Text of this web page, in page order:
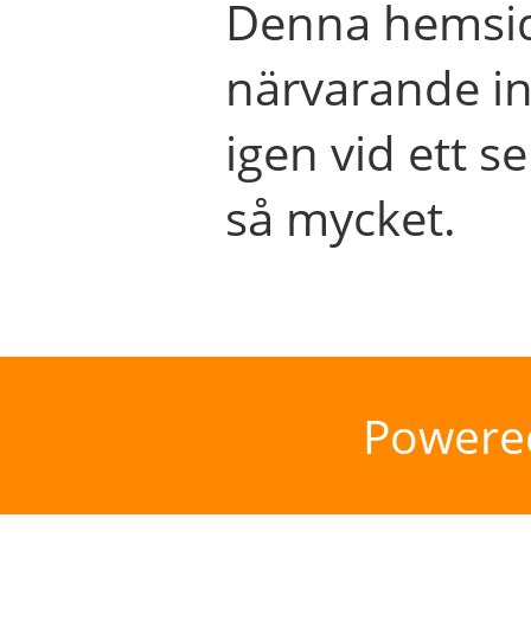
Denna
närvarande
igen vid ett
så mycket.